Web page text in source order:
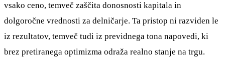
vsako ceno, temveč zaščita donosnosti kapitala in
dolgoročne vrednosti za delničarje. Ta pristop ni razviden le
iz rezultatov, temveč tudi iz previdnega tona napovedi, ki
brez pretiranega optimizma odraža realno stanje na trgu.